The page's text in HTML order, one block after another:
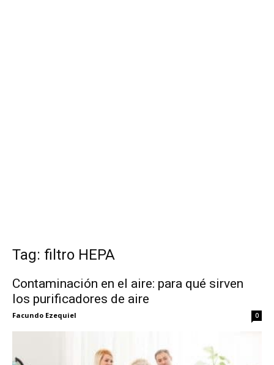
Tag: filtro HEPA
Contaminación en el aire: para qué sirven
los purificadores de aire
Facundo Ezequiel 0